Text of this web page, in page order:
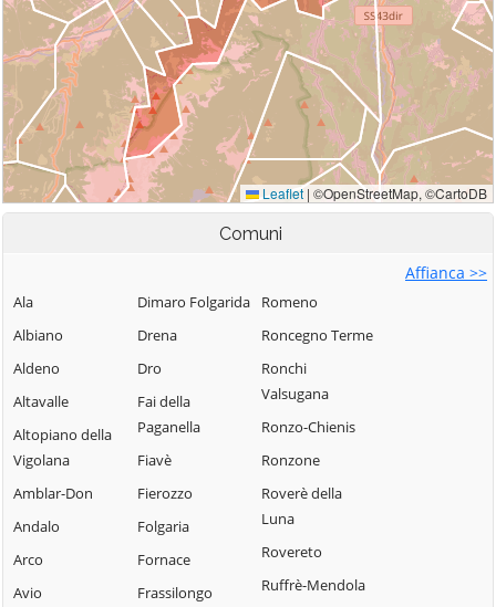
Comuni
Affianca >>
Ala
Albiano
Aldeno
Altavalle
Altopiano della
Vigolana
Amblar-Don
Andalo
Arco
Avio
Dimaro Folgarida
Drena
Dro
Fai della
Paganella
Fiavè
Fierozzo
Folgaria
Fornace
Frassilongo
Romeno
Roncegno Terme
Ronchi
Valsugana
Ronzo-Chienis
Ronzone
Roverè della
Luna
Rovereto
Ruffrè-Mendola